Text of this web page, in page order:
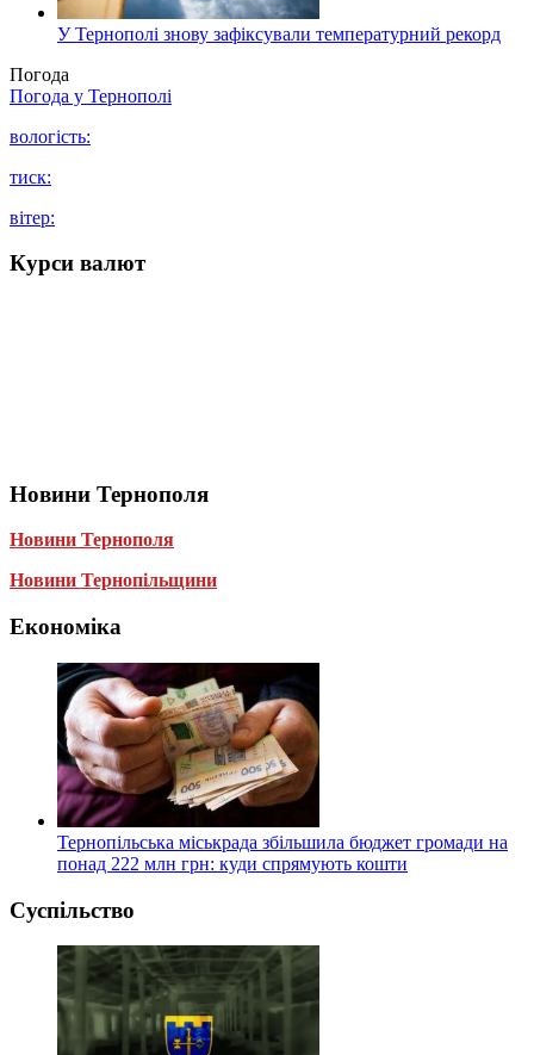
У Тернополі знову зафіксували температурний рекорд
Погода
Погода у Тернополі
вологість:
тиск:
вітер:
Курси валют
Новини Тернополя
Новини Тернополя
Новини Тернопільщини
Економіка
Тернопільська міськрада збільшила бюджет громади на
понад 222 млн грн: куди спрямують кошти
Суспільство